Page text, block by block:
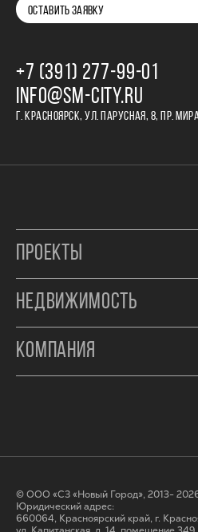
ОСТАВИТЬ ЗАЯВКУ
+7 (391) 277‒99‒01
INFO@SM-CITY.RU
Г. КРАСНОЯРСК, УЛ. ПАРУСНАЯ, 8, ПР.
ПРОЕКТЫ
НЕДВИЖИМОСТЬ
КОМПАНИЯ
© ООО «СЗ «Новый Город», 2013-
Юридический адрес:
660064, Красноярский край, г.